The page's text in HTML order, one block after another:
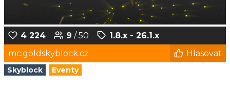
4 224 9 / 50
1.8.x - 26.1.x
mc.goldskyblock.cz
Hlasovat
Skyblock Eventy